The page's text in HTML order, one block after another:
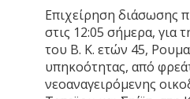
Επιχείρηση διάσωσης
στις 12:05 σήμερα, για
του Β. Κ. ετών 45,
υπηκοότητας, από
νεοαναγειρόμενης